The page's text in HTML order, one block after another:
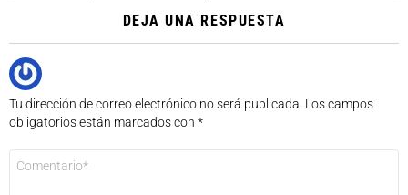
DEJA UNA RESPUESTA
Tu dirección de correo electrónico no será publicada. Los campos
obligatorios están marcados con *